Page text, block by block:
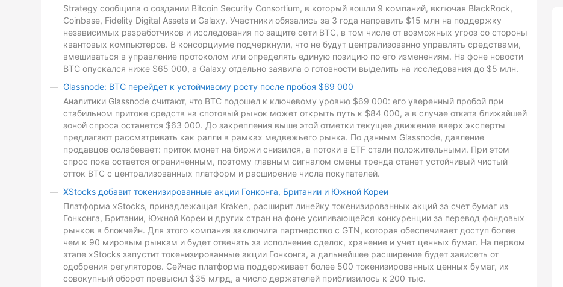
Strategy сообщила о создании Bitcoin Security Consortium, в который вошли 9 компаний, включая BlackRock,
Coinbase, Fidelity Digital Assets и Galaxy. Участники обязались за 3 года направить $15 млн на поддержку
независимых разработчиков и исследования по защите сети BTC, в том числе от возможных угроз со стороны
квантовых компьютеров. В консорциуме подчеркнули, что не будут централизованно управлять средствами,
вмешиваться в управление протоколом или определять единую позицию по его изменениям. На фоне новости
BTC опускался ниже $65 000, а Galaxy отдельно заявила о готовности выделить на исследования до $5 млн.
Glassnode: BTC перейдет к устойчивому росту после пробоя $69 000
Аналитики Glassnode считают, что BTC подошел к ключевому уровню $69 000: его уверенный пробой при
стабильном притоке средств на спотовый рынок может открыть путь к $84 000, а в случае отката ближайшей
зоной спроса останется $63 000. До закрепления выше этой отметки текущее движение вверх эксперты
предлагают рассматривать как ралли в рамках медвежьего рынка. По данным Glassnode, давление
продавцов ослабевает: приток монет на биржи снизился, а потоки в ETF стали положительными. При этом
спрос пока остается ограниченным, поэтому главным сигналом смены тренда станет устойчивый чистый
отток BTC с централизованных платформ и расширение числа покупателей.
XStocks добавит токенизированные акции Гонконга, Британии и Южной Кореи
Платформа xStocks, принадлежащая Kraken, расширит линейку токенизированных акций за счет бумаг из
Гонконга, Британии, Южной Кореи и других стран на фоне усиливающейся конкуренции за перевод фондовых
рынков в блокчейн. Для этого компания заключила партнерство с GTN, которая обеспечивает доступ более
чем к 90 мировым рынкам и будет отвечать за исполнение сделок, хранение и учет ценных бумаг. На первом
этапе xStocks запустит токенизированные акции Гонконга, а дальнейшее расширение будет зависеть от
одобрения регуляторов. Сейчас платформа поддерживает более 500 токенизированных ценных бумаг, их
совокупный оборот превысил $35 млрд, а число держателей приблизилось к 200 тыс.